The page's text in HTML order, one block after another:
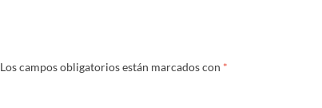
Los campos obligatorios están marcados con *